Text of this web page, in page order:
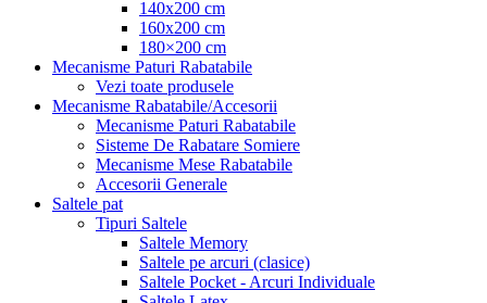
140x200 cm
160x200 cm
180×200 cm
Mecanisme Paturi Rabatabile
Vezi toate produsele
Mecanisme Rabatabile/Accesorii
Mecanisme Paturi Rabatabile
Sisteme De Rabatare Somiere
Mecanisme Mese Rabatabile
Accesorii Generale
Saltele pat
Tipuri Saltele
Saltele Memory
Saltele pe arcuri (clasice)
Saltele Pocket - Arcuri Individuale